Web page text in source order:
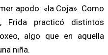
apodo: «la Coja». Como
Frida practicó distintos
algo que en aquella
niña.